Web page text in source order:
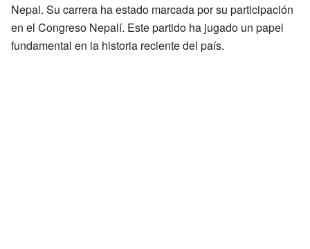
Nepal. Su carrera ha estado marcada por su participación
en el Congreso Nepalí. Este partido ha jugado un papel
fundamental en la historia reciente del país.